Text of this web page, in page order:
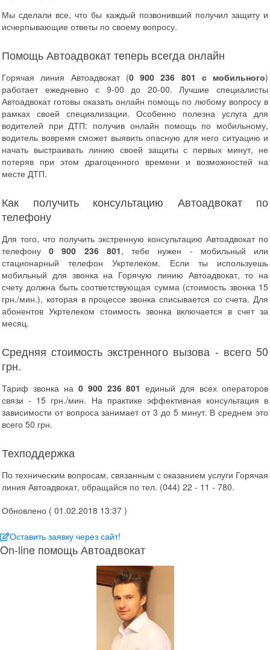
Мы сделали все, что бы каждый позвонивший получил защиту и
исчерпывающие ответы по своему вопросу.
Помощь Автоадвокат теперь всегда онлайн
Горячая линия Автоадвокат (0 900 236 801 с мобильного)
работает ежедневно с 9-00 до 20-00. Лучшие специалисты
Автоадвокат готовы оказать онлайн помощь по любому вопросу в
рамках своей специализации. Особенно полезна услуга для
водителей при ДТП: получив онлайн помощь по мобильному,
водитель вовремя сможет выявить опасную для него ситуацию и
начать выстраивать линию своей защиты с первых минут, не
потеряв при этом драгоценного времени и возможностей на
месте ДТП.
Как получить консультацию Автоадвокат по
телефону
Для того, что получить экстренную консультацию Автоадвокат по
телефону0 900 236 801, тебе нужен - мобильный или
стационарный телефон Укртелеком. Если ты используешь
мобильный для звонка на Горячую линию Автоадвокат, то на
счету должна быть соответствующая сумма (стоимость звонка 15
грн./мин.), которая в процессе звонка списывается со счета. Для
абонентов Укртелеком стоимость звонка включается в счет за
месяц.
Средняя стоимость экстренного вызова - всего 50
грн.
Тариф звонка на 0 900 236 801единый для всех операторов
связи - 15 грн./мин. На практике эффективная консультация в
зависимости от вопроса занимает от 3 до 5 минут. В среднем это
всего 50 грн.
Техподдержка
По техническим вопросам, связанным с оказанием услуги Горячая
линия Автоадвокат, обращайся по тел. (044) 22 - 11 - 780.
Обновлено ( 01.02.2018 13:37 )
Оставить заявку через сайт!
On-line помощь Автоадвокат